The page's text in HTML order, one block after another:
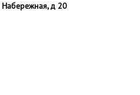
Набережная, д 20